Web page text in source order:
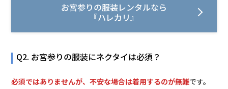
お宮参りの服装レンタルなら
『ハレカリ』
Q2. お宮参りの服装にネクタイは必須？
必須ではありませんが、不安な場合は着用するのが無難です。